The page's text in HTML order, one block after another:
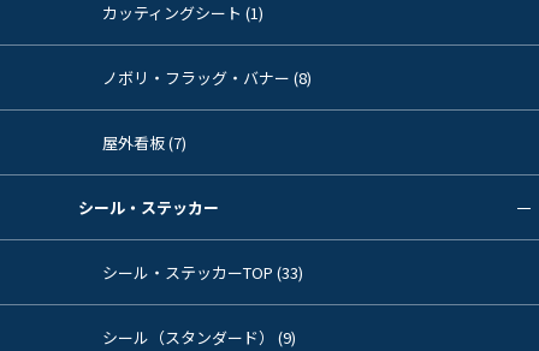
カッティングシート (1)
ノボリ・フラッグ・バナー (8)
屋外看板 (7)
シール・ステッカー
シール・ステッカーTOP (33)
シール（スタンダード） (9)